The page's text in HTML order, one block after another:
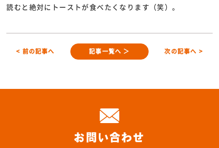
読むと絶対にトーストが食べたくなります（笑）。
< 前の記事へ 記事一覧へ ＞ 次の記事へ >
お問い合わせ